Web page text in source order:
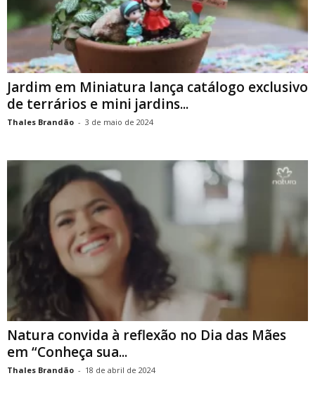
Jardim em Miniatura lança catálogo exclusivo
de terrários e mini jardins...
Thales Brandão - 3 de maio de 2024
Natura convida à reflexão no Dia das Mães
em “Conheça sua...
Thales Brandão - 18 de abril de 2024